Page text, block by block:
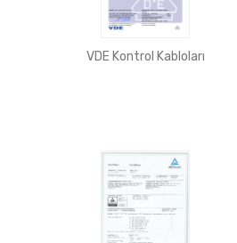
VDE Kontrol Kabloları